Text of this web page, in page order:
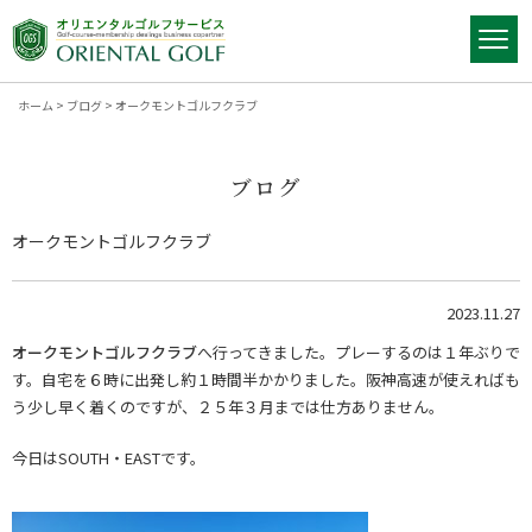
ホーム > ブログ > オークモントゴルフクラブ
ブログ
オークモントゴルフクラブ
2023.11.27
オークモントゴルフクラブへ行ってきました。プレーするのは１年ぶりで
す。自宅を６時に出発し約１時間半かかりました。阪神高速が使えればも
う少し早く着くのですが、２５年３月までは仕方ありません。
今日はSOUTH・EASTです。